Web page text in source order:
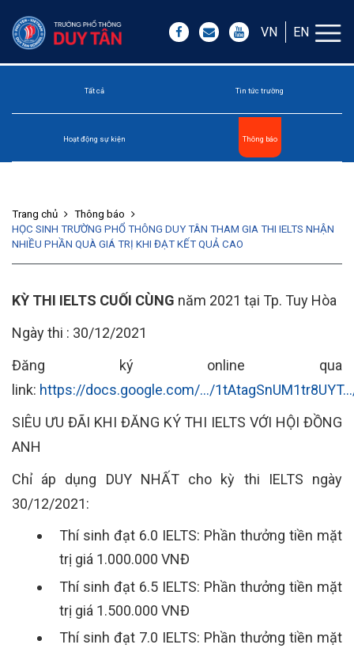
VN EN
Tất cả Tin tức trường
Hoạt động sự kiện Thông báo
Trang chủ
Thông báo
HỌC SINH TRƯỜNG PHỔ THÔNG DUY TÂN THAM GIA THI IELTS NHẬN
NHIỀU PHẦN QUÀ GIÁ TRỊ KHI ĐẠT KẾT QUẢ CAO
KỲ THI IELTS CUỐI CÙNG năm 2021 tại Tp. Tuy Hòa
Ngày thi : 30/12/2021
Đăng ký online qua
link: https://docs.google.com/.../
SIÊU ƯU ĐÃI KHI ĐĂNG KÝ THI IELTS VỚI HỘI ĐỒNG
ANH
Chỉ áp dụng DUY NHẤT cho kỳ thi IELTS ngày
30/12/2021:
Thí sinh đạt 6.0 IELTS: Phần thưởng tiền mặt
trị giá 1.000.000 VNĐ
Thí sinh đạt 6.5 IELTS: Phần thưởng tiền mặt
trị giá 1.500.000 VNĐ
Thí sinh đạt 7.0 IELTS: Phần thưởng tiền mặt